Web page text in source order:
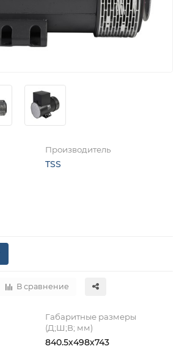
Производитель
TSS
В сравнение
Габаритные размеры
(Д;Ш;В; мм)
840.5х498х743